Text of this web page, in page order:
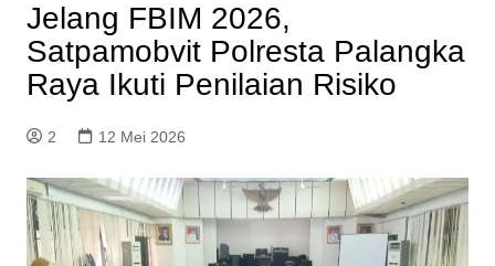
Jelang FBIM 2026,
Satpamobvit Polresta Palangka
Raya Ikuti Penilaian Risiko
2 12 Mei 2026